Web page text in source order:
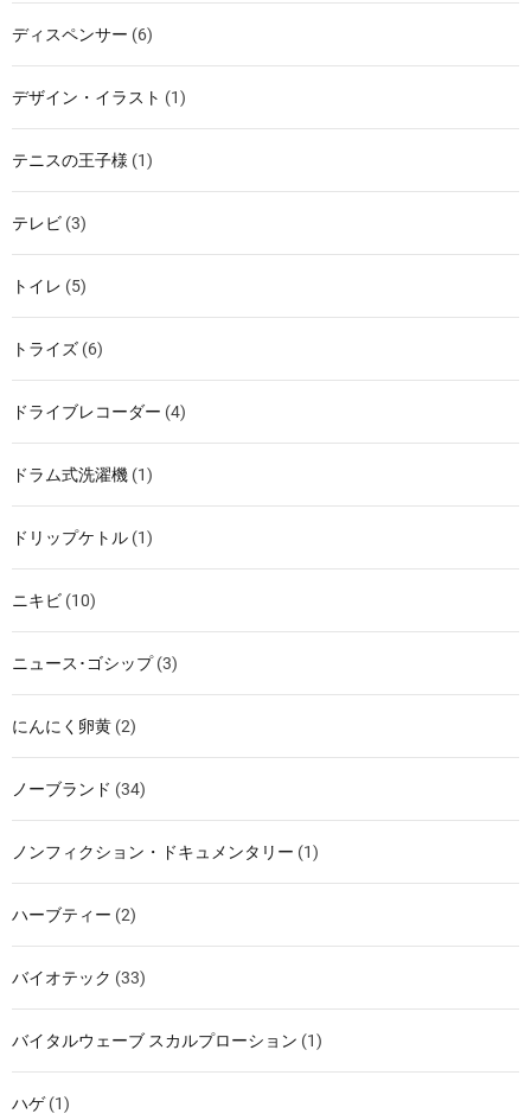
ディスペンサー (6)
デザイン・イラスト (1)
テニスの王子様 (1)
テレビ (3)
トイレ (5)
トライズ (6)
ドライブレコーダー (4)
ドラム式洗濯機 (1)
ドリップケトル (1)
ニキビ (10)
ニュース･ゴシップ(3)
にんにく卵黄 (2)
ノーブランド (34)
ノンフィクション・ドキュメンタリー (1)
ハーブティー (2)
バイオテック (33)
バイタルウェーブ スカルプローション (1)
ハゲ(1)